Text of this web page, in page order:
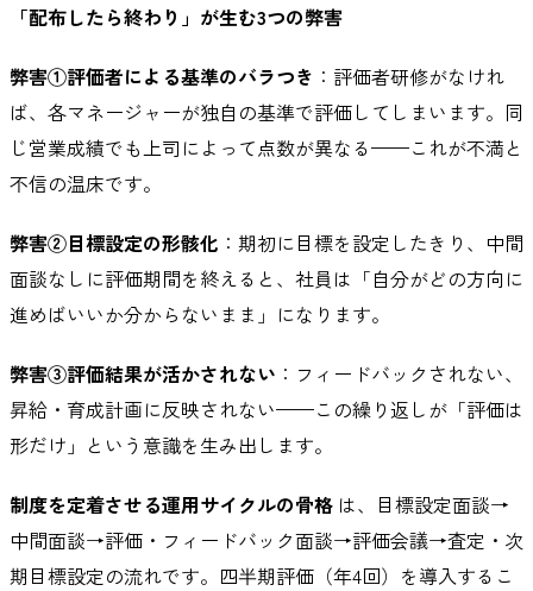
「配布したら終わり」が生む3つの弊害
弊害①評価者による基準のバラつき ：評価者研修がなけれ
ば、各マネージャーが独自の基準で評価してしまいます。同
じ営業成績でも上司によって点数が異なる——これが不満と
不信の温床です。
弊害②目標設定の形骸化 ：期初に目標を設定したきり、中間
面談なしに評価期間を終えると、社員は「自分がどの方向に
進めばいいか分からないまま」になります。
弊害③評価結果が活かされない ：フィードバックされない、
昇給・育成計画に反映されない——この繰り返しが「評価は
形だけ」という意識を生み出します。
制度を定着させる運用サイクルの骨格 は、目標設定面談→
中間面談→評価・フィードバック面談→評価会議→査定・次
期目標設定の流れです。四半期評価（年4回）を導入するこ